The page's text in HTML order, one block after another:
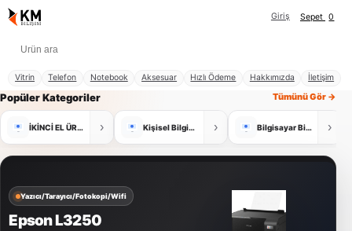
Giriş Sepet 0
Vitrin Telefon Notebook Aksesuar Hızlı Ödeme Hakkımızda İletişim
Popüler Kategoriler Tümünü Gör →
İKİNCİ EL ÜRÜNLER › Kişisel Bilgisayar › Bilgisayar Bileşenleri ›
Yazıcı/Tarayıcı/Fotokopi/Wifi
Epson L3250